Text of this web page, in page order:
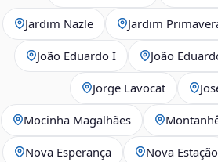
Jardim Nazle Jardim
João Eduardo I João
Jorge Lavocat
Mocinha Magalhães
Nova Esperança Nova Estação